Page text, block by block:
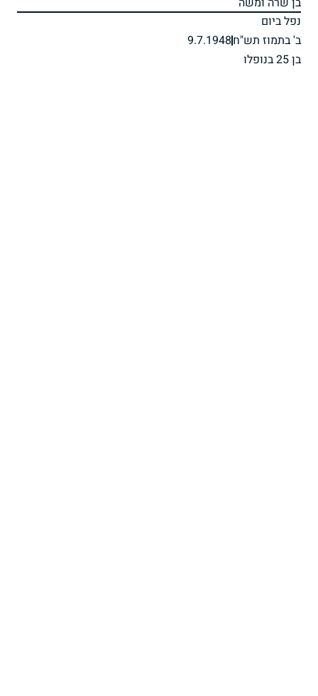
נפל ביום
ב' בתמוז תש"ח9.7.1948
בן 25 בנופלו